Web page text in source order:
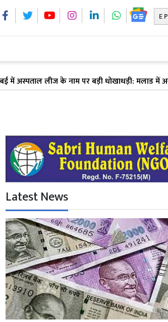
E
लीज के नाम पर बड़ी धोखाधड़ी: मलाड में अस्पताल
Latest News